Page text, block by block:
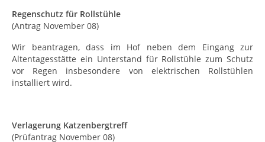
Regenschutz für Rollstühle
(Antrag November 08)
Wir beantragen, dass im Hof neben dem Eingang zur
Altentagesstätte ein Unterstand für Rollstühle zum Schutz
vor Regen insbesondere von elektrischen Rollstühlen
installiert wird.
Verlagerung Katzenbergtreff
(Prüfantrag November 08)